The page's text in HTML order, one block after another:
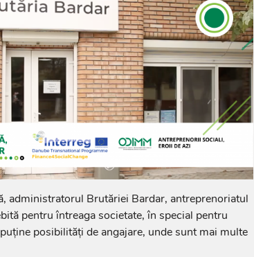
administratorul Brutăriei Bardar, antreprenoriatul
pentru întreaga societate, în special pentru
posibilități de angajare, unde sunt mai multe